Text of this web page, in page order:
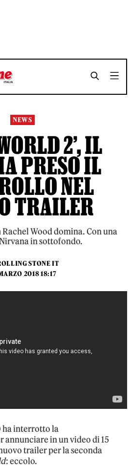
NEWS
2’, IL
PRESO IL
NEL
TRAILER
Rachel Wood domina. Con una
in sottofondo.
STONE IT
2018 18:17
ha interrotto la
annunciare in un video di 15
trailer per la seconda
: eccolo.